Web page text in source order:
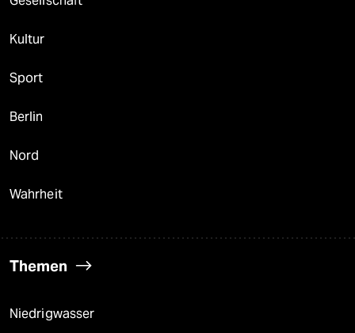
Kultur
Sport
Berlin
Nord
Wahrheit
Themen
Niedrigwasser